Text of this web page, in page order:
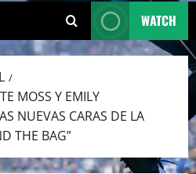
WATCH
MOSS Y EMILY
NUEVAS CARAS DE LA
THE BAG”